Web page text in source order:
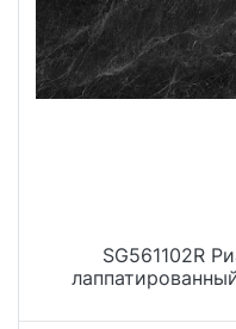
SG561102R